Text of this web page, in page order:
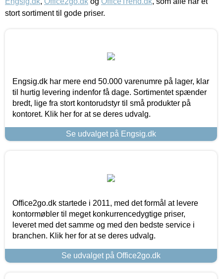
stort sortiment til gode priser.
Engsig.dk har mere end 50.000 varenumre på lager, klar
til hurtig levering indenfor få dage. Sortimentet spænder
bredt, lige fra stort kontorudstyr til små produkter på
kontoret. Klik her for at se deres udvalg.
Se udvalget på Engsig.dk
Office2go.dk startede i 2011, med det formål at levere
kontormøbler til meget konkurrencedygtige priser,
leveret med det samme og med den bedste service i
branchen. Klik her for at se deres udvalg.
Se udvalget på Office2go.dk